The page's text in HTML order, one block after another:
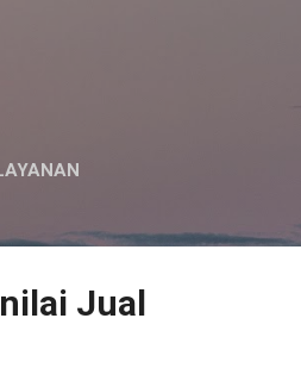
Jual